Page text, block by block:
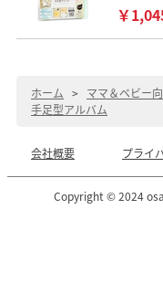
￥
ホーム > ママ＆ベビー
手足型アルバム
会社概要 プライ
Copyright © 2024